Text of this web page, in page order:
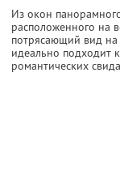
Из окон
расположенного на
потрясающий вид на
идеально подходит
романтических